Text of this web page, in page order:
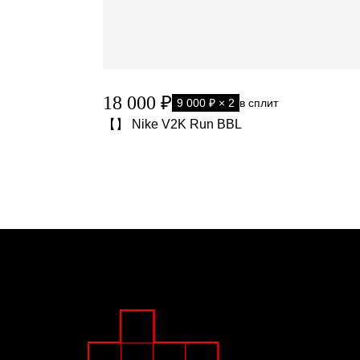
18 000 ₽ 9 000 ₽ × 2 в сплит
【】 Nike V2K Run BBL